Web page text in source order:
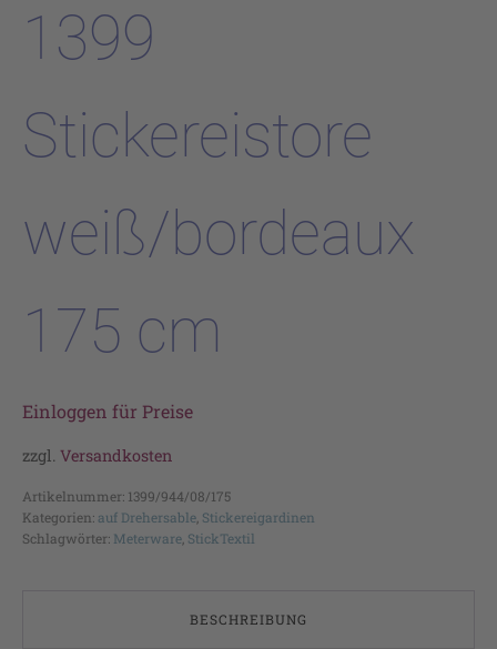
1399
Stickereistore
weiß/bordeaux
175 cm
Einloggen für Preise
zzgl. Versandkosten
Artikelnummer: 1399/944/08/175
Kategorien: auf Drehersable Stickereigardinen
Schlagwörter: Meterware StickTextil
BESCHREIBUNG